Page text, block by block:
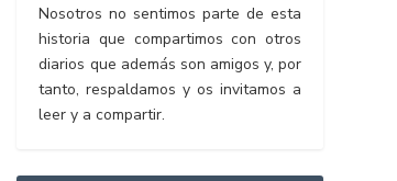
Nosotros no sentimos parte de esta
historia que compartimos con otros
diarios que además son amigos y, por
tanto, respaldamos y os invitamos a
leer y a compartir.